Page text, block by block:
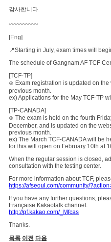
감사합니다.
〰️〰️〰️〰️〰️
[Eng]
📍Starting in July, exam times will
The schedule of Gangnam AF TCF
[TCF-TP]
⊙ Exam registration is updated on the
previous month.
ex) Applications for the May TCF-TP
[TP-CANADA]
⊙ The exam is held on the fourth
December, and is updated on the
previous month.
ex) The March TCF-CANADA will be
for this will open on February 10th at
When the regular session is closed,
consultation with the testing center.
For more information about TCF,
https://afseoul.com/community/
If you have any further questions,
Française Kakaotalk channel.
http://pf.kakao.com/_Mfcas
Thanks.
목록 이전 다음